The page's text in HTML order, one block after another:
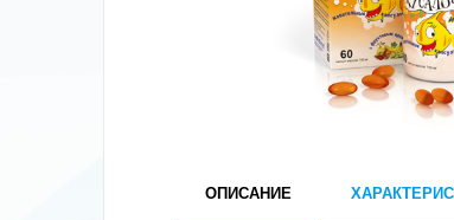
ОПИСАНИЕ